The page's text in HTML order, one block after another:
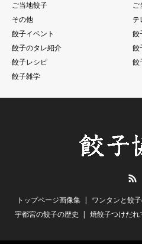
ご当地餃子
ご
その他
テ
餃子イベント
餃
餃子のタレ紹介
餃
餃子レシピ
餃
餃子雑学
トップページ画像集 ワンタンと餃
宇都宮の餃子の歴史
焼餃子つけだれ